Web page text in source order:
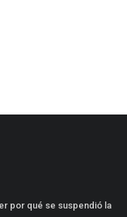
por qué se suspendió la